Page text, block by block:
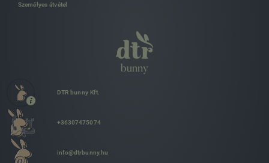
Személyes átvétel
DTR bunny Kft.
+36307475074
info@dtrbunny.hu